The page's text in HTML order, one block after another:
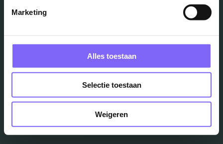
Marketing
Alles toestaan
Selectie toestaan
Weigeren
Job Alert instellen